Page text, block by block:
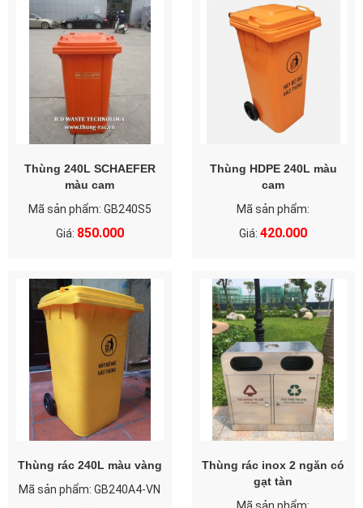
Thùng 240L SCHAEFER
màu cam
Mã sản phẩm: GB240S5
Giá: 850.000
Thùng HDPE 240L màu
cam
Mã sản phẩm:
Giá:420.000
Thùng rác 240L màu vàng
Mã sản phẩm: GB240A4-VN
Thùng rác inox 2 ngăn có
gạt tàn
Mã sản phẩm: